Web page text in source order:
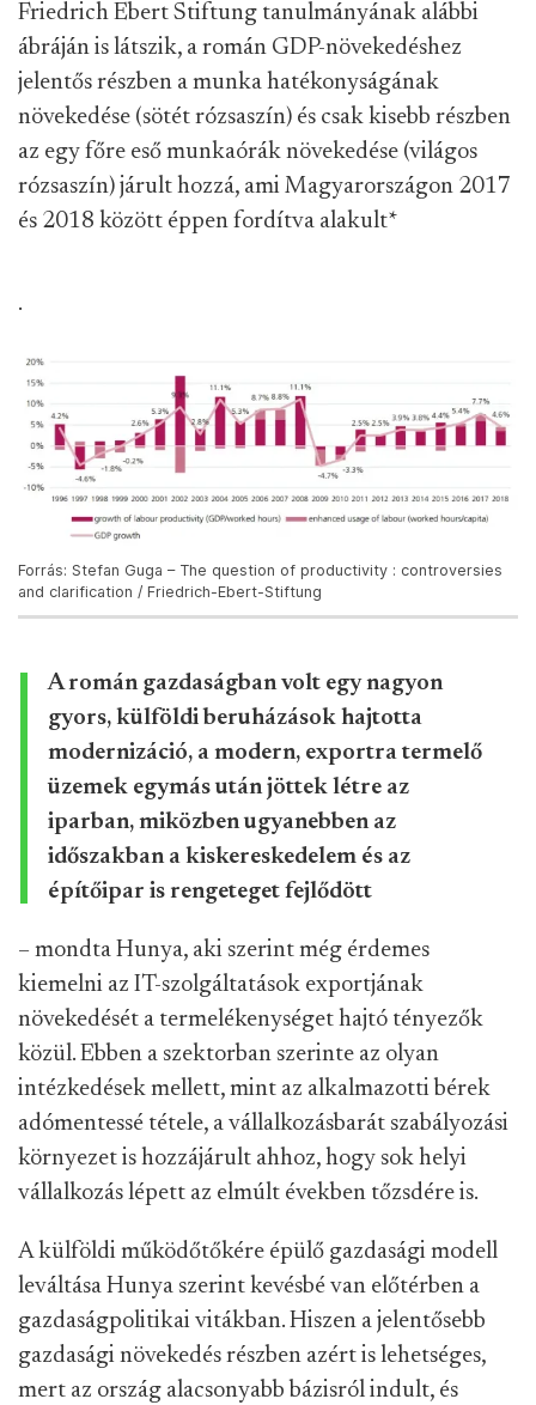
Friedrich Ebert Stiftung tanulmányának alábbi
ábráján is látszik, a román GDP-növekedéshez
jelentős részben a munka hatékonyságának
növekedése (sötét rózsaszín) és csak kisebb részben
az egy főre eső munkaórák növekedése (világos
rózsaszín) járult hozzá, ami Magyarországon 2017
és 2018 között éppen fordítva alakult*
.
Forrás: Stefan Guga – The question of productivity : controversies
and clarification / Friedrich-Ebert-Stiftung
A román gazdaságban volt egy nagyon
gyors, külföldi beruházások hajtotta
modernizáció, a modern, exportra termelő
üzemek egymás után jöttek létre az
iparban, miközben ugyanebben az
időszakban a kiskereskedelem és az
építőipar is rengeteget fejlődött
– mondta Hunya, aki szerint még érdemes
kiemelni az IT-szolgáltatások exportjának
növekedését a termelékenységet hajtó tényezők
közül. Ebben a szektorban szerinte az olyan
intézkedések mellett, mint az alkalmazotti bérek
adómentessé tétele, a vállalkozásbarát szabályozási
környezet is hozzájárult ahhoz, hogy sok helyi
vállalkozás lépett az elmúlt években tőzsdére is.
A külföldi működőtőkére épülő gazdasági modell
leváltása Hunya szerint kevésbé van előtérben a
gazdaságpolitikai vitákban. Hiszen a jelentősebb
gazdasági növekedés részben azért is lehetséges,
mert az ország alacsonyabb bázisról indult, és